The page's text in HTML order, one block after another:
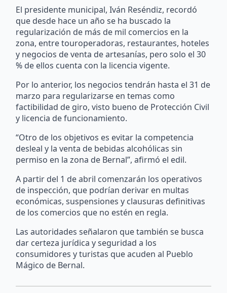
El presidente municipal, Iván Reséndiz, recordó
que desde hace un año se ha buscado la
regularización de más de mil comercios en la
zona, entre touroperadoras, restaurantes, hoteles
y negocios de venta de artesanías, pero solo el 30
% de ellos cuenta con la licencia vigente.
Por lo anterior, los negocios tendrán hasta el 31 de
marzo para regularizarse en temas como
factibilidad de giro, visto bueno de Protección Civil
y licencia de funcionamiento.
“Otro de los objetivos es evitar la competencia
desleal y la venta de bebidas alcohólicas sin
permiso en la zona de Bernal”, afirmó el edil.
A partir del 1 de abril comenzarán los operativos
de inspección, que podrían derivar en multas
económicas, suspensiones y clausuras definitivas
de los comercios que no estén en regla.
Las autoridades señalaron que también se busca
dar certeza jurídica y seguridad a los
consumidores y turistas que acuden al Pueblo
Mágico de Bernal.